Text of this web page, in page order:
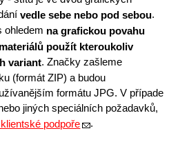
vedle sebe nebo pod sebou.
ohledem na grafickou povahu
použít kteroukoliv
variant. Značky zašleme
(formát ZIP) a budou
formátu JPG. V případe
jiných speciálních požadavků,
podpoře .